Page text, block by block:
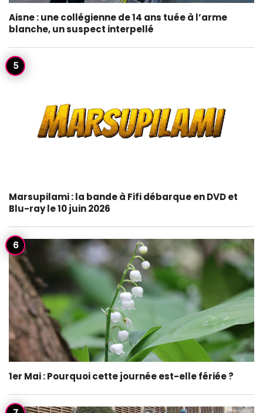
Aisne : une collégienne de 14 ans tuée à l’arme
blanche, un suspect interpellé
Marsupilami : la bande à Fifi débarque en DVD et
Blu-ray le 10 juin 2026
1er Mai : Pourquoi cette journée est-elle fériée ?